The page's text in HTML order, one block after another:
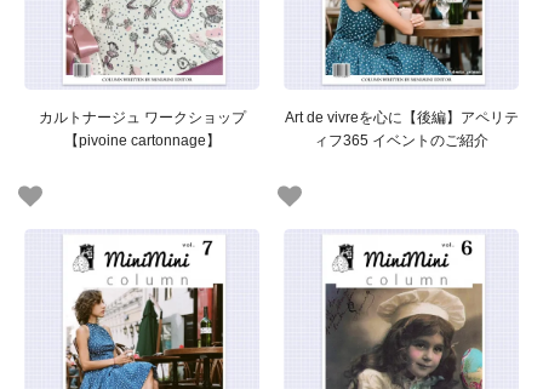
カルトナージュ ワークショップ
【pivoine cartonnage】
Art de vivreを心に【後編】アペリテ
ィフ365 イベントのご紹介